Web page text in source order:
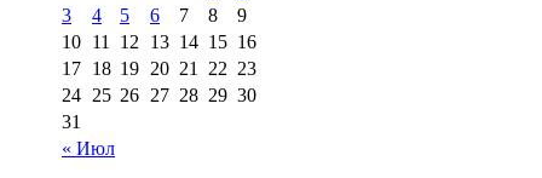
« Июл
3
4 5 6 7 8
9
10 11 12 13 14 15 16
17 18 19 20 21 22 23
24 25 26 27 28 29 30
31